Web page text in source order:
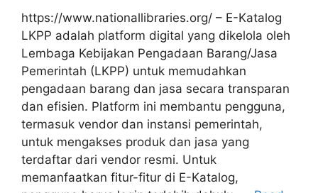
https://www.nationallibraries.org/ – E-Katalog
LKPP adalah platform digital yang dikelola oleh
Lembaga Kebijakan Pengadaan Barang/Jasa
Pemerintah (LKPP) untuk memudahkan
pengadaan barang dan jasa secara transparan
dan efisien. Platform ini membantu pengguna,
termasuk vendor dan instansi pemerintah,
untuk mengakses produk dan jasa yang
terdaftar dari vendor resmi. Untuk
memanfaatkan fitur-fitur di E-Katalog,